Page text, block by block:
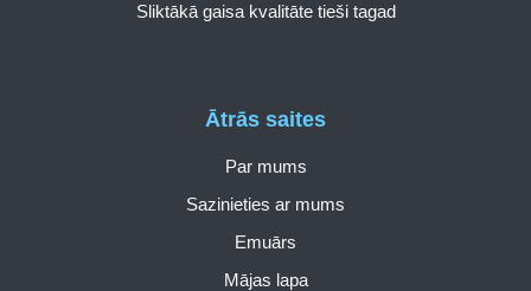
Ātrās saites
Par mums
Sazinieties ar mums
Emuārs
Mājas lapa
Sliktākā gaisa kvalitāte tieši tagad